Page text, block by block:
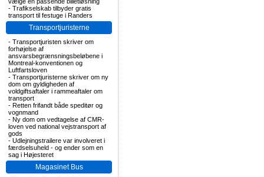
- Trafikselskab tilbyder gratis
transport til festuge i Randers
Transportjuristerne
- Transportjuristen skriver om
forhøjelse af
ansvarsbegrænsningsbeløbene i
Montreal-konventionen og
Luftfartsloven
- Transportjuristerne skriver om ny
dom om gyldigheden af
voldgiftsaftaler i rammeaftaler om
transport
- Retten frifandt både speditør og
vognmand
- Ny dom om vedtagelse af CMR-
loven ved national vejstransport af
gods
- Udlejningstrailere var involveret i
færdselsuheld - og ender som en
sag i Højesteret
Magasinet Bus